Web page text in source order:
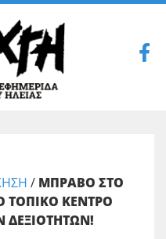
/ ΜΠΡΑΒΟ ΣΤΟ
ΤΟΠΙΚΟ ΚΕΝΤΡΟ
ΔΕΞΙΟΤΗΤΩΝ!